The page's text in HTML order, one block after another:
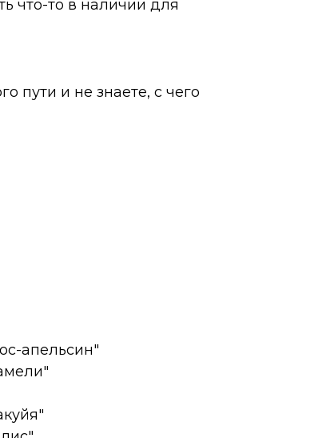
что-то в наличии для
пути и не знаете, с чего
апельсин"